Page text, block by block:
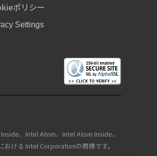
ポリシー
Settings
、Intel Atom、Intel Atom Inside、
ける Intel Corporationの商標です。